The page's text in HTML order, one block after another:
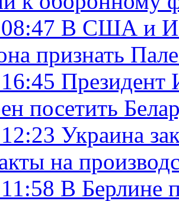
В США и
признать
Президент
посетить
Украина
на
В Берлине